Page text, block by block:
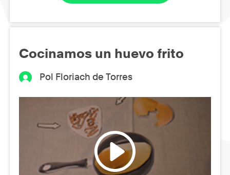
Cocinamos un huevo frito
Pol Floriach de Torres